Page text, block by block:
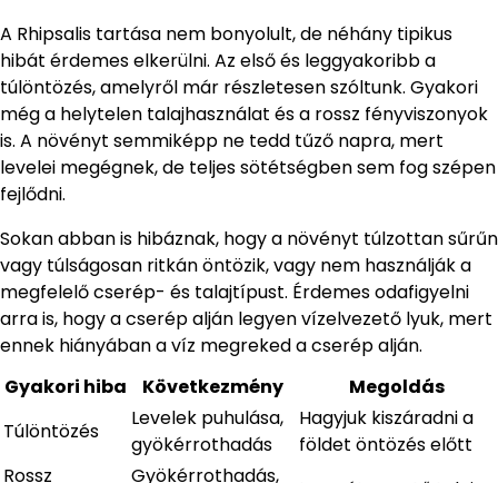
A Rhipsalis tartása nem bonyolult, de néhány tipikus
hibát érdemes elkerülni. Az első és leggyakoribb a
túlöntözés, amelyről már részletesen szóltunk. Gyakori
még a helytelen talajhasználat és a rossz fényviszonyok
is. A növényt semmiképp ne tedd tűző napra, mert
levelei megégnek, de teljes sötétségben sem fog szépen
fejlődni.
Sokan abban is hibáznak, hogy a növényt túlzottan sűrűn
vagy túlságosan ritkán öntözik, vagy nem használják a
megfelelő cserép- és talajtípust. Érdemes odafigyelni
arra is, hogy a cserép alján legyen vízelvezető lyuk, mert
ennek hiányában a víz megreked a cserép alján.
Gyakori hiba
Következmény
Megoldás
Túlöntözés
Levelek puhulása,
gyökérrothadás
Hagyjuk kiszáradni a
földet öntözés előtt
Rossz
Gyökérrothadás,